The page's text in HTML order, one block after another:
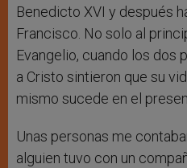
Benedicto XVI y después
Francisco. No solo al
Evangelio, cuando los dos
a Cristo sintieron que su
mismo sucede en el
Unas personas me
alguien tuvo con un